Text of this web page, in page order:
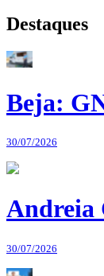
Destaques
Beja:
30/07/2026
Andreia
30/07/2026